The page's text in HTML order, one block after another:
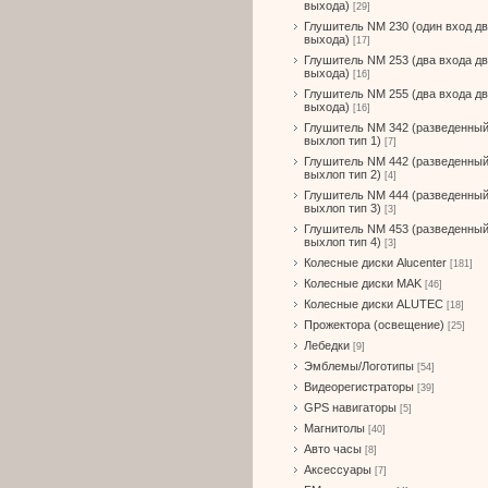
выхода) [29]
Глушитель NM 230 (один вход
выхода) [17]
Глушитель NM 253 (два входа
выхода) [16]
Глушитель NM 255 (два входа
выхода) [16]
Глушитель NM 342 (разведенный
выхлоп тип 1) [7]
Глушитель NM 442 (разведенный
выхлоп тип 2) [4]
Глушитель NM 444 (разведенный
выхлоп тип 3) [3]
Глушитель NM 453 (разведенный
выхлоп тип 4) [3]
Колесные диски Alucenter [181]
Колесные диски MAK [46]
Колесные диски ALUTEC [18]
Прожектора (освещение) [25]
Лебедки [9]
Эмблемы/Логотипы [54]
Видеорегистраторы [39]
GPS навигаторы [5]
Магнитолы [40]
Авто часы [8]
Аксессуары [7]